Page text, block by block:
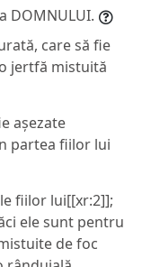
DOMNULUI.
care să fie
jertfă mistuită
așezate
partea fiilor lui
fiilor lui[[xr:2]];
ele sunt pentru
de foc